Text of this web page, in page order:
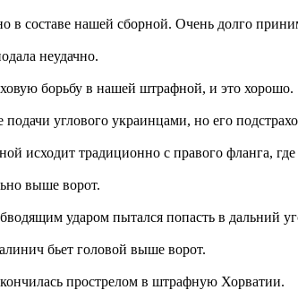
в составе нашей сборной. Очень долго
неудачно.
борьбу в нашей штрафной, и это хорошо.
углового украинцами, но его
исходит традиционно с правого фланга,
выше ворот.
ударом пытался попасть в дальний
бьет головой выше ворот.
прострелом в штрафную Хорватии.